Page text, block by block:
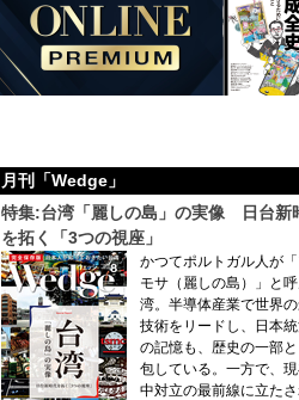
月刊「Wedge」
特集:台湾「麗しの島」の実像 日台新
を拓く「3つの視座」
かつてポルトガル人が
モサ（麗しの島）」と
湾。半導体産業で世界
技術をリードし、日本
の記憶も、歴史の一部
包している。一方で、
中対立の最前線に立た